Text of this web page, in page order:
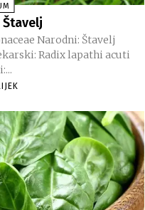
Štavelj
Narodni: Štavelj
Radix lapathi acuti